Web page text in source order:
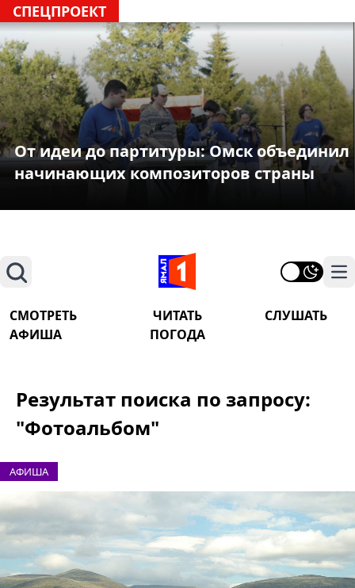
СПЕЦПРОЕКТ
От идеи до партитуры: Омск объединил
начинающих композиторов страны
Поиск
СМОТРЕТЬ ЧИТАТЬ
СЛУШАТЬ
АФИША
ПОГОДА
Результат поиска по запросу:
"Фотоальбом"
АФИША